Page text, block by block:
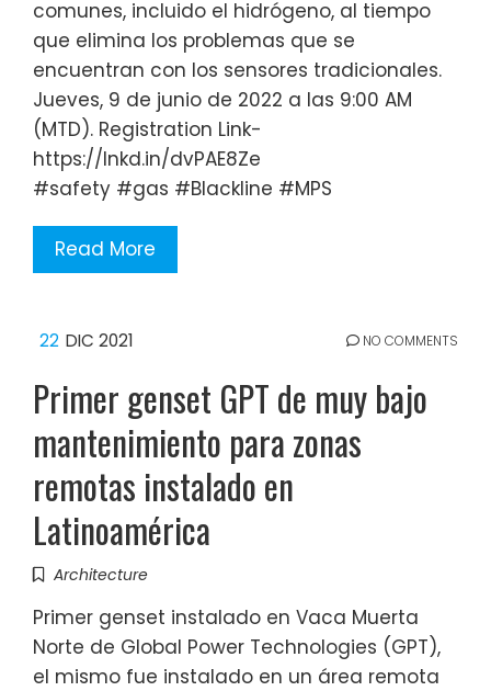
comunes, incluido el hidrógeno, al tiempo
que elimina los problemas que se
encuentran con los sensores tradicionales.
Jueves, 9 de junio de 2022 a las 9:00 AM
(MTD). Registration Link-
https://lnkd.in/dvPAE8Ze
#safety #gas #Blackline #MPS
Read More
22 DIC 2021 NO COMMENTS
Primer genset GPT de muy bajo
mantenimiento para zonas
remotas instalado en
Latinoamérica
Architecture
Primer genset instalado en Vaca Muerta
Norte de Global Power Technologies (GPT),
el mismo fue instalado en un área remota